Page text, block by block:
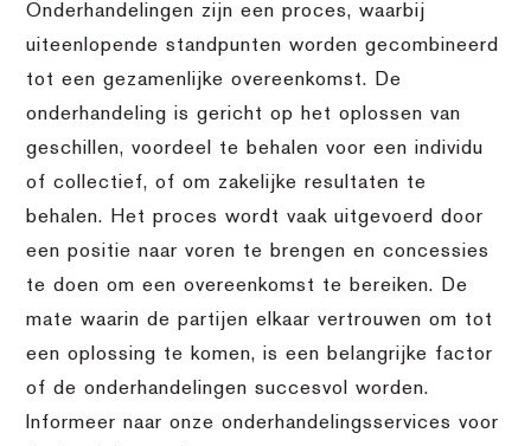
Onderhandelingen zijn een proces, waarbij
uiteenlopende standpunten worden gecombineerd
tot een gezamenlijke overeenkomst. De
onderhandeling is gericht op het oplossen van
geschillen, voordeel te behalen voor een individu
of collectief, of om zakelijke resultaten te
behalen. Het proces wordt vaak uitgevoerd door
een positie naar voren te brengen en concessies
te doen om een overeenkomst te bereiken. De
mate waarin de partijen elkaar vertrouwen om tot
een oplossing te komen, is een belangrijke factor
of de onderhandelingen succesvol worden.
Informeer naar onze onderhandelingsservices voor